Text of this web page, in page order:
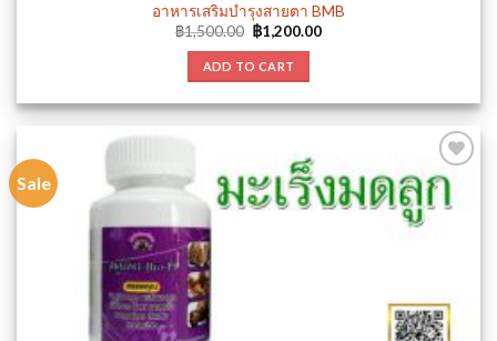
อาหารเสริมบำรุงสายตา BMB
฿1,500.00 Original
price
was:
฿1,500.00.
฿1,200.00Current
ADD TO CART
Sale